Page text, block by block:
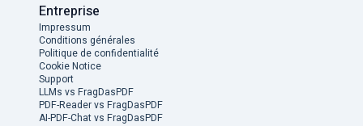
Entreprise
Impressum
Conditions générales
Politique de confidentialité
Cookie Notice
Support
LLMs vs FragDasPDF
PDF-Reader vs FragDasPDF
AI-PDF-Chat vs FragDasPDF